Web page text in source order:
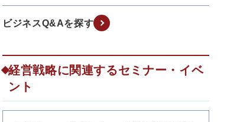
ビジネスQ&Aを探す
経営戦略に関連するセミナー・イベ
ント